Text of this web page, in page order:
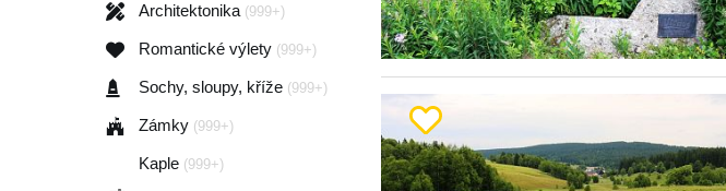
Architektonika (999+)
Romantické výlety (999+)
Sochy, sloupy, kříže (999+)
Zámky (999+)
Kaple (999+)